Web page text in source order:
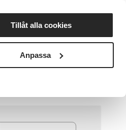
Tillåt alla cookies
Anpassa
Nyheter Avdelningar